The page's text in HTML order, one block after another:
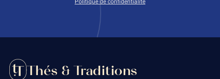
Politique de confidentialité
Thés & Traditions